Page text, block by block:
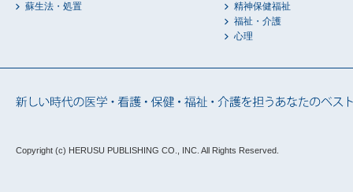
蘇生法・処置
精神保健福祉
福祉・介護
心理
Copyright (c) HERUSU PUBLISHING CO., INC. All Rights Reserved.